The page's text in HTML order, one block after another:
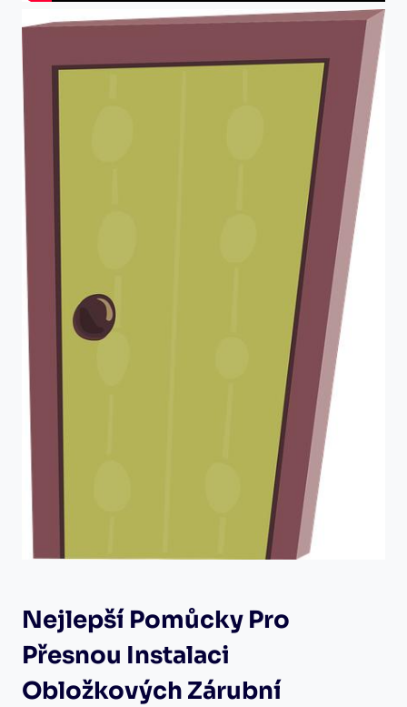
Nejlepší Pomůcky Pro
Přesnou Instalaci
Obložkových Zárubní